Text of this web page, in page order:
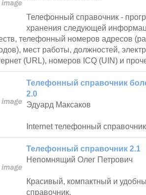
Телефонный справочник -
хранения следующей
телефонный номеров адресов
мест работы, должностей,
(URL), номеров ICQ (UIN) и
Телефонный справочник
2.0
Эдуард Максаков
Internet телефонный
Телефонный справочник 2.1
Непомнящий Олег Петрович
Красивый, компактный и
справочник.